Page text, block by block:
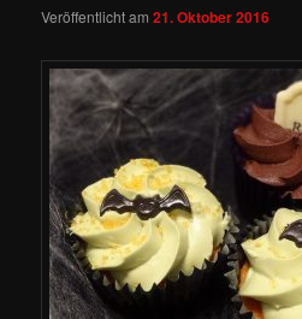
Veröffentlicht am21. Oktober 2016